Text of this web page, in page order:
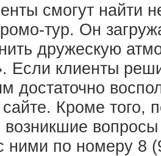
смогут найти
тур. Он
дружескую
Если клиенты
достаточно
Кроме того,
возникшие
ними по номеру 8